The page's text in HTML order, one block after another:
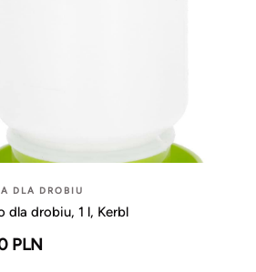
DLA DROBIU
dla drobiu, 1 l, Kerbl
PLN